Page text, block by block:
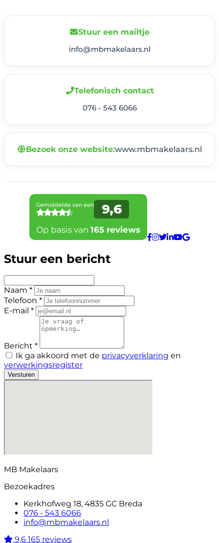
Stuur een mailtje
info@mbmakelaars.nl
Telefonisch contact
076 - 543 6066
Bezoek onze website:www.mbmakelaars.nl
Stuur een bericht
Naam *
Telefoon *
E-mail *
Bericht *
Ik ga akkoord met de privacyverklaring en
verwerkingsregister
Versturen
MB Makelaars
Bezoekadres
Kerkhofweg 18, 4835 GC Breda
076 - 543 6066
info@mbmakelaars.nl
9,6 165 reviews